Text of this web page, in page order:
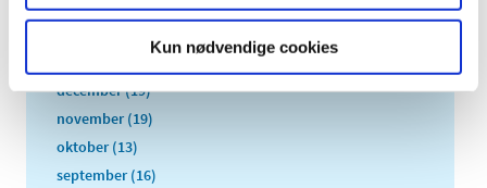
Kun nødvendige cookies
december (19)
november (19)
oktober (13)
september (16)